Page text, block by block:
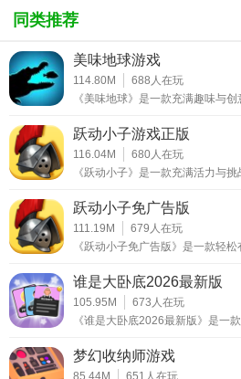
剑。
2. 游戏模式切换：使用“/
戏模式，如生存模式、创造模式和
3. 天气控制：使用“/weather”指令
况，如晴天、雨天和雷雨天等。
4. 时间调整：使用“/time Set”指令
【我的世界网易版指令优势】
指令，允许玩家自由定制游戏世界
2. 高度的自由度：游戏没有固定的
由发挥想象力和创造力，建造属于
组
同类推荐
美味地球游戏
114.80M 688 人在玩
《美味地球》是一款充满趣味与创
跃动小子游戏正版
116.04M 680 人在玩
《跃动小子》是一款充满活力与挑
跃动小子免广告版
111.19M 679 人在玩
《跃动小子免广告版》是一款轻松
谁是大卧底2026最新版
105.95M 673 人在玩
《谁是大卧底2026最新版》是一款
梦幻收纳师游戏
85.44M 651 人在玩